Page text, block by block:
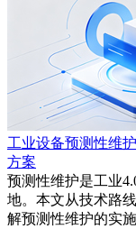
工业设备预测性维
方案
预测性维护是工业
地。本文从技术路
解预测性维护的实